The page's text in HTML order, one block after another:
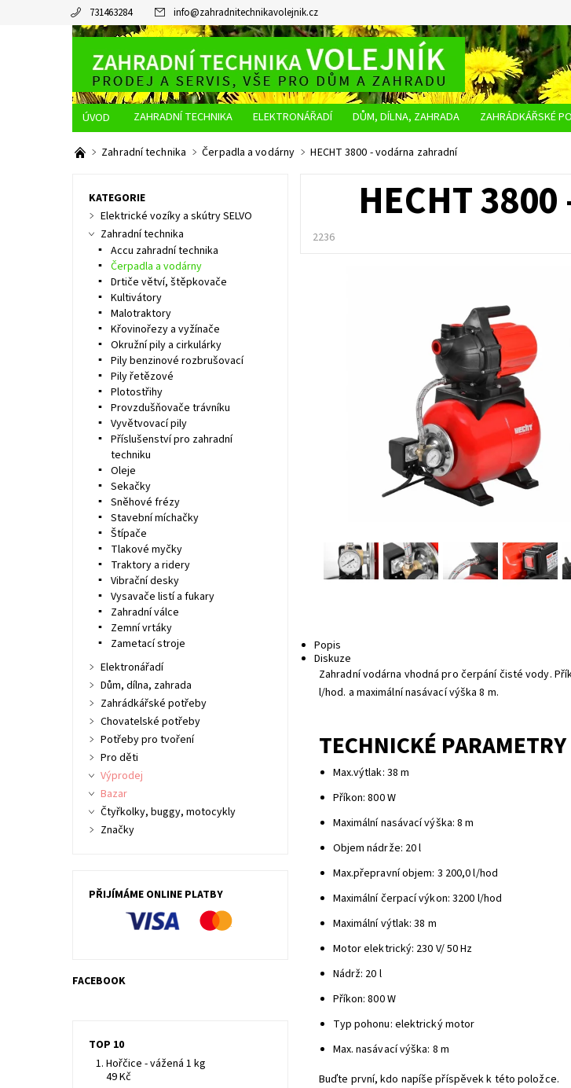
731463284 info@zahradnitechnikavolejnik.cz
ZAHRADNÍ TECHNIKA ELEKTRONÁŘADÍ DŮM, DÍLNA, ZAHRADA ZAHRÁDKÁŘSKÉ
O NÁS
JAK NAKUPOVAT DOPRAVA A PLATBA OBCHODNÍ PODMÍNKY
Zahradní technika Čerpadla a vodárny HECHT 3800 - vodárna zahradní
HECHT
2236
Popis
Diskuze
Zahradní vodárna vhodná pro čerpání čisté vody.
l/hod. a maximální nasávací výška 8 m.
TECHNICKÉ PARAMETRY
Max.výtlak: 38 m
Příkon: 800 W
Maximální nasávací výška: 8 m
Objem nádrže: 20 l
Max.přepravní objem: 3 200,0 l/hod
Maximální čerpací výkon: 3200 l/hod
Maximální výtlak: 38 m
Motor elektrický: 230 V/ 50 Hz
Nádrž: 20 l
Příkon: 800 W
Typ pohonu: elektrický motor
Max. nasávací výška: 8 m
Buďte první, kdo napíše příspěvek k této položce.
KATEGORIE
Elektrické vozíky a skútry SELVO
Zahradní technika
Accu zahradní technika
Čerpadla a vodárny
Drtiče větví, štěpkovače
Kultivátory
Malotraktory
Křovinořezy a vyžínače
Okružní pily a cirkulárky
Pily benzinové rozbrušovací
Pily řetězové
Plotostřihy
Provzdušňovače trávníku
Vyvětvovací pily
Příslušenství pro zahradní
techniku
Oleje
Sekačky
Sněhové frézy
Stavební míchačky
Štípače
Tlakové myčky
Traktory a ridery
Vibrační desky
Vysavače listí a fukary
Zahradní válce
Zemní vrtáky
Zametací stroje
Elektronářadí
Dům, dílna, zahrada
Zahrádkářské potřeby
Chovatelské potřeby
Potřeby pro tvoření
Pro děti
Výprodej
Bazar
Čtyřkolky, buggy, motocykly
Značky
PŘIJÍMÁME ONLINE PLATBY
FACEBOOK
TOP 10
Hořčice - vážená 1 kg
49 Kč